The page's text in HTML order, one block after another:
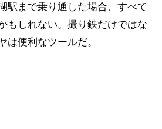
駅まで乗り通した場合、すべて
もしれない。撮り鉄だけではな
は便利なツールだ。